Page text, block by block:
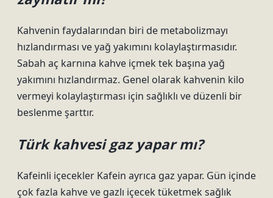
Kahvenin faydalarından biri de metabolizmayı
hızlandırması ve yağ yakımını kolaylaştırmasıdır.
Sabah aç karnına kahve içmek tek başına yağ
yakımını hızlandırmaz. Genel olarak kahvenin kilo
vermeyi kolaylaştırması için sağlıklı ve düzenli bir
beslenme şarttır.
Türk kahvesi gaz yapar mı?
Kafeinli içecekler Kafein ayrıca gaz yapar. Gün içinde
çok fazla kahve ve gazlı içecek tüketmek sağlık